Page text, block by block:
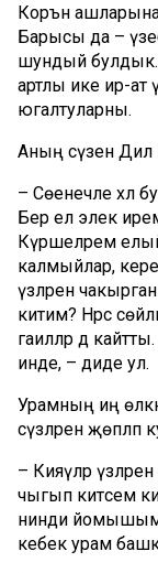
Коръән
Барысы да –
шундый булдык.
артлы ике ир-ат
югалтуларны.
Аның сүзен Дилә
– Сөенечле хәл
Бер ел элек
Күршеләремә
калмыйлар,
үзләренә
китим? Нәрсә
гаиләләр дә
инде, – диде ул.
Урамның иң
сүзләрен җөпләп
– Кияүләр
чыгып китәсем
нинди йомышым
кебек урам